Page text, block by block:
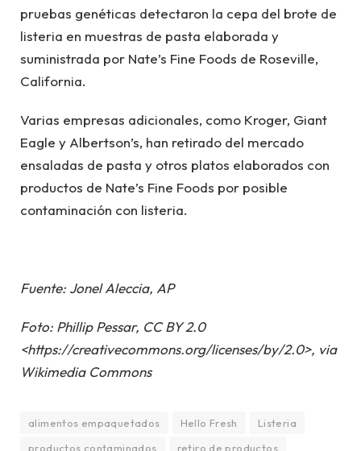
pruebas genéticas detectaron la cepa del brote de
listeria en muestras de pasta elaborada y
suministrada por Nate’s Fine Foods de Roseville,
California.
Varias empresas adicionales, como Kroger, Giant
Eagle y Albertson’s, han retirado del mercado
ensaladas de pasta y otros platos elaborados con
productos de Nate’s Fine Foods por posible
contaminación con listeria.
Fuente: Jonel Aleccia, AP
Foto: Phillip Pessar, CC BY 2.0
<https://creativecommons.org/licenses/by/2.0>, via
Wikimedia Commons
alimentos empaquetados Hello Fresh
Listeria
productos contaminados
retiro de productos